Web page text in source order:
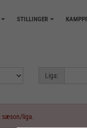
STILLINGER
Liga:
sæson/liga.